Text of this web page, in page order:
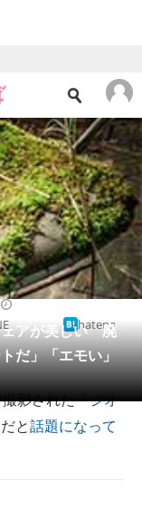
ェアが美しい 廃
だ」「エモい」
hatena
影された「ジオ
と話題になって